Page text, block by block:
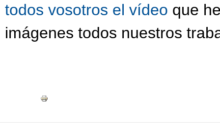
todos vosotros el vídeo que
imágenes todos nuestros